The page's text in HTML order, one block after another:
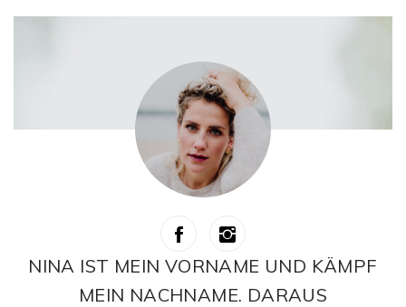
NINA IST MEIN VORNAME UND KÄMPF
MEIN NACHNAME. DARAUS